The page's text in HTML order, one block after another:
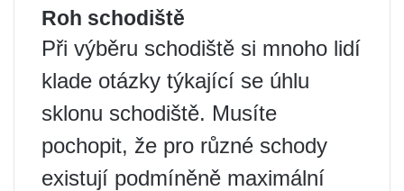
Roh schodiště
Při výběru schodiště si mnoho lidí
klade otázky týkající se úhlu
sklonu schodiště. Musíte
pochopit, že pro různé schody
existují podmíněně maximální